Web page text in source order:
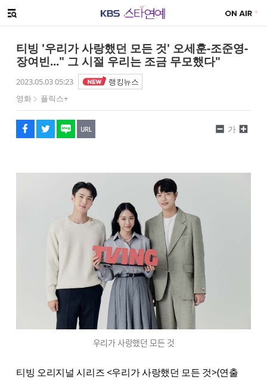
메뉴 열기
티빙 '우리가 사랑했던 모든 것' 오세훈-조준영-
장여빈..." 그 시절 우리는 조금 무모했다"
2023.05.03 05:23
랭킹뉴스
영화
플릭스+
페이스북
트위터
네이버
URL복사
글씨 작게보기
가
글씨 크게보기
우리가 사랑했던 모든 것
티빙 오리지널 시리즈 <우리가 사랑했던 모든 것>(연출
해시태그